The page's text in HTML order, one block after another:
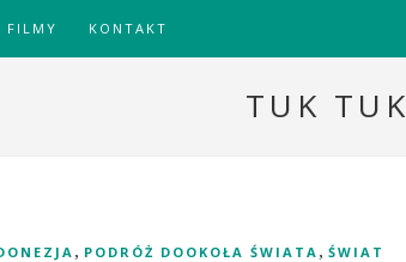
FILMY KONTAKT
TUK TUK
, PODRÓŻ DOOKOŁA ŚWIATA , ŚWIAT